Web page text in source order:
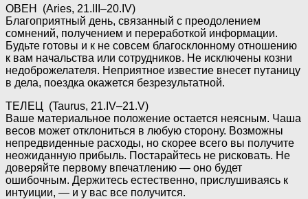
ОВЕН (Aries, 21.III–20.IV)
Благоприятный день, связанный с преодолением
сомнений, получением и переработкой информации.
Будьте готовы и к не совсем благосклонному отношению
к вам начальства или сотрудников. Не исключены козни
недоброжелателя. Неприятное известие внесет путаницу
в дела, поездка окажется безрезультатной.
ТЕЛЕЦ (Taurus, 21.IV–21.V)
Ваше материальное положение остается неясным. Чаша
весов может отклониться в любую сторону. Возможны
непредвиденные расходы, но скорее всего вы получите
неожиданную прибыль. Постарайтесь не рисковать. Не
доверяйте первому впечатлению — оно будет
ошибочным. Держитесь естественно, прислушиваясь к
интуиции, — и у вас все получится.